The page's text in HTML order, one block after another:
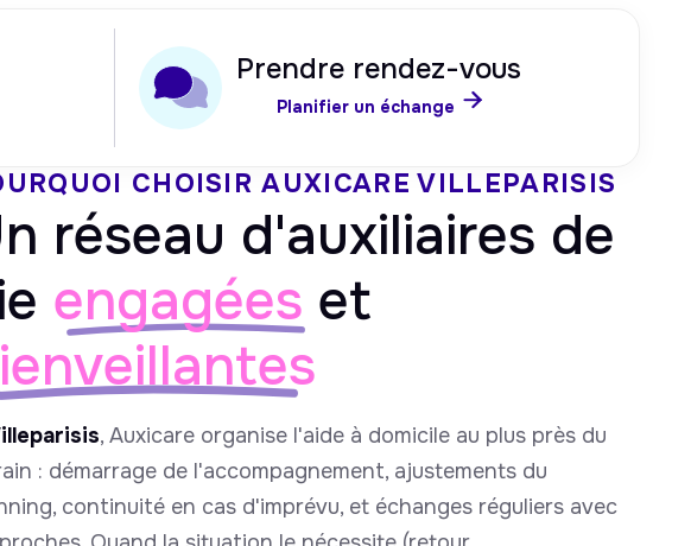
Prendre rendez-vous
Planifier un échange 
CHOISIR AUXICAREVILLEPARISIS
réseau d'auxiliaires de
engagées et
, Auxicare organise l'aide à domicile au plus près du
: démarrage de l'accompagnement, ajustements du
continuité en cas d'imprévu, et échanges réguliers avec